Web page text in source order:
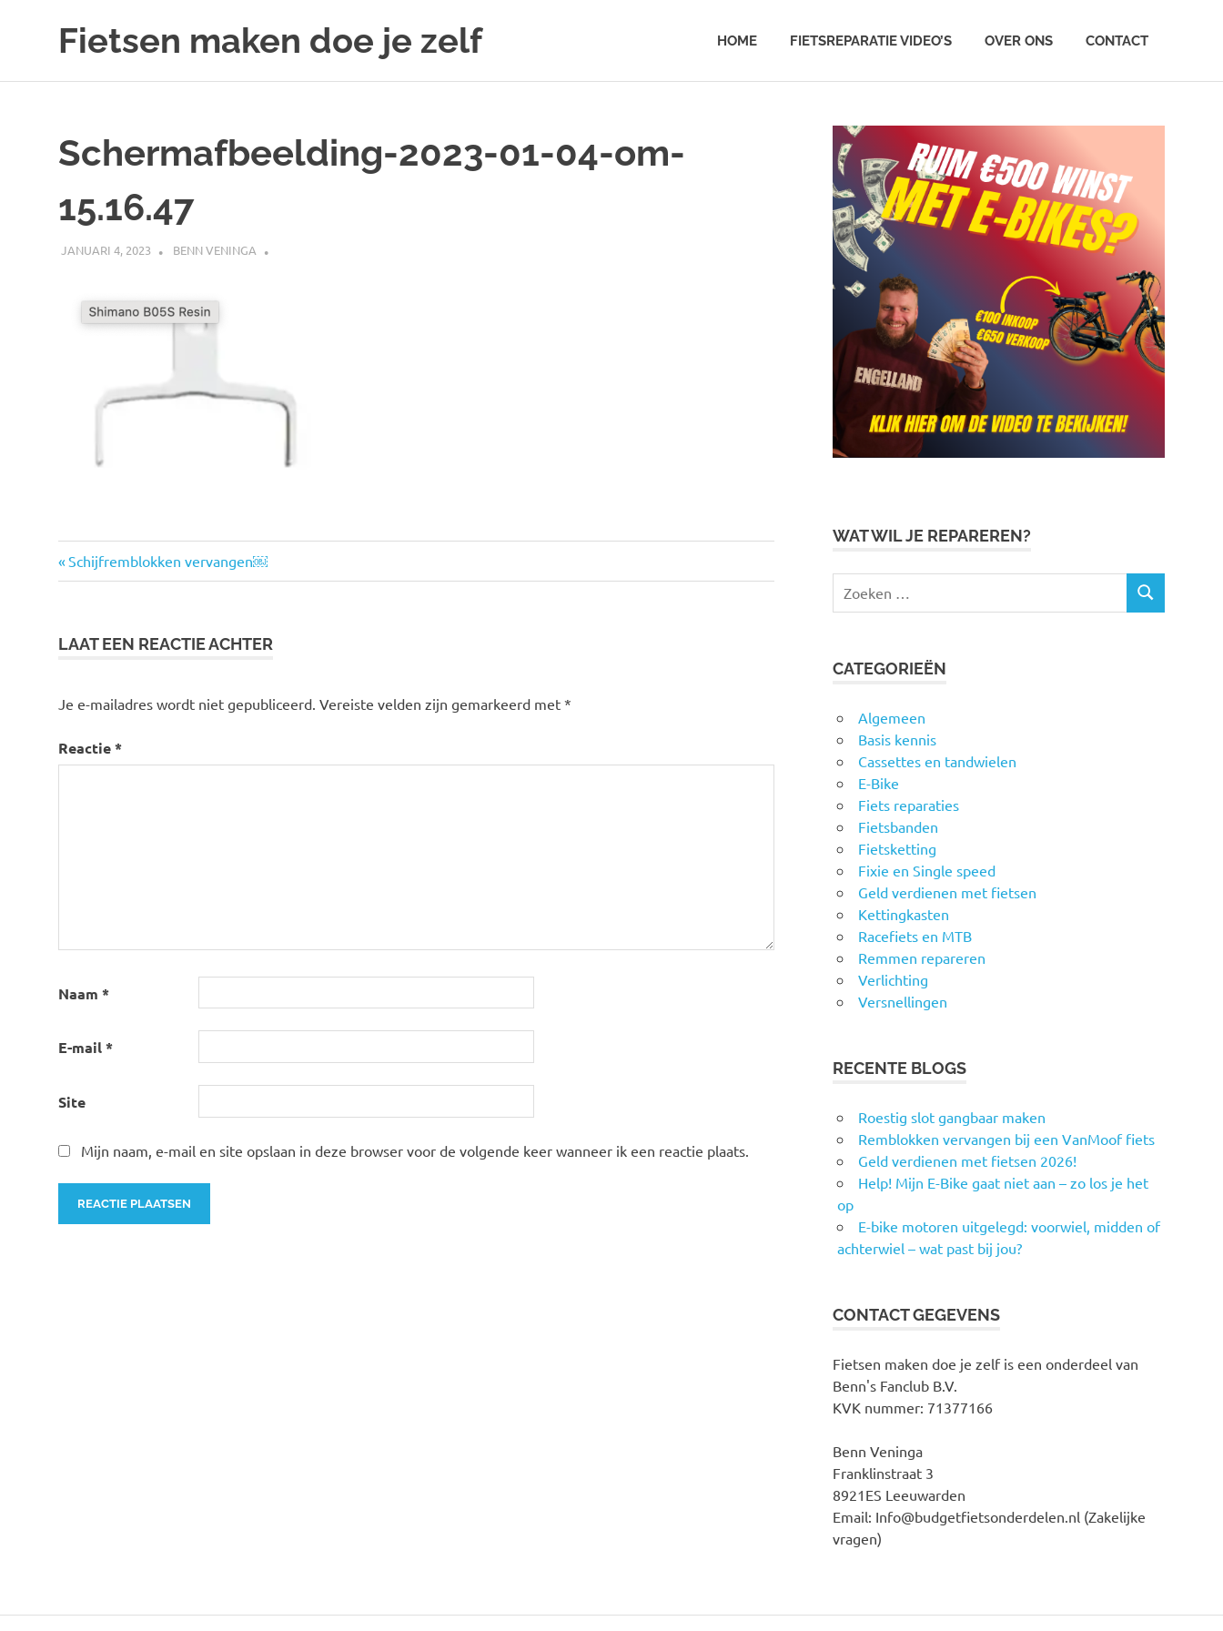
Fietsen maken doe je zelf
onderhoud
HOME FIETSREPARATIE VIDEO’S OVER ONS CONTACT
Schermafbeelding-2023-01-04-om-
15.16.47
JANUARI 4, 2023 BENN VENINGA
Bericht
Vorige
bericht:
Schijfremblokken vervangen￼
LAAT EEN REACTIE ACHTER
Je e-mailadres wordt niet gepubliceerd. Vereiste velden zijn gemarkeerd met *
Reactie*
Naam *
E-mail*
Site
Mijn naam, e-mail en site opslaan in deze browser voor de volgende keer wanneer ik een reactie plaats.
WAT WIL JE REPAREREN?
naar:
ZOEKEN
CATEGORIEËN
Algemeen
Basis kennis
Cassettes en tandwielen
E-Bike
Fiets reparaties
Fietsbanden
Fietsketting
Fixie en Single speed
Geld verdienen met fietsen
Kettingkasten
Racefiets en MTB
Remmen repareren
Verlichting
Versnellingen
RECENTE BLOGS
Roestig slot gangbaar maken
Remblokken vervangen bij een VanMoof fiets
Geld verdienen met fietsen 2026!
Help! Mijn E-Bike gaat niet aan – zo los je het
op
E-bike motoren uitgelegd: voorwiel, midden of
achterwiel – wat past bij jou?
CONTACT GEGEVENS
Fietsen maken doe je zelf is een onderdeel van
Benn's Fanclub B.V.
KVK nummer: 71377166
Benn Veninga
Franklinstraat 3
8921ES Leeuwarden
Email: Info@budgetfietsonderdelen.nl (Zakelijke
vragen)